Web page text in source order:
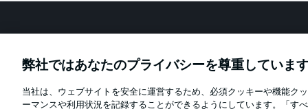
Football as it's meant to be
Official Partners
弊社ではあなたのプライバシーを尊重していま
当社は、ウェブサイトを安全に運営するため、必須クッキーや機能ク
ーマンスや利用状況を記録することができるようにしています。「す